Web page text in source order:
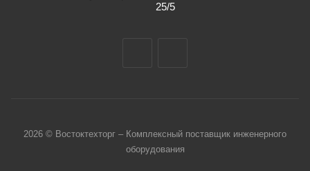
25/5
2026 © Востоктехторг – Комплексный поставщик инженерного
оборудования